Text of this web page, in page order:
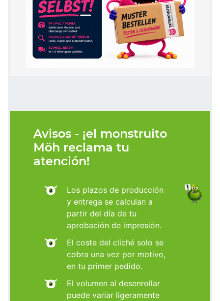
Avisos - ¡el monstruito
Möh reclama tu
atención!
Los plazos de producción
y entrega se calculan a
partir del día de tu
aprobación de impresión.
El coste del cliché solo se
cobra una vez por motivo,
en tu primer pedido.
El volumen al desenrollar
puede variar ligeramente